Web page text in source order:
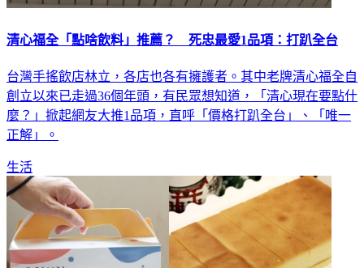
清心福全「點啥飲料」推薦？ 死忠最愛1品項：打趴全台
台灣手搖飲店林立，各店也各有擁護者。其中老牌清心福全自
創立以來已走過36個年頭，有民眾想知道，「清心現在要點什
麼？」掀起網友大推1品項，直呼「價格打趴全台」、「唯一
正解」。
生活